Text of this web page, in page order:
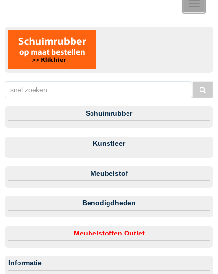
Toggle
Schuimrubber
Kunstleer
Meubelstof
Benodigdheden
Meubelstoffen Outlet
Informatie